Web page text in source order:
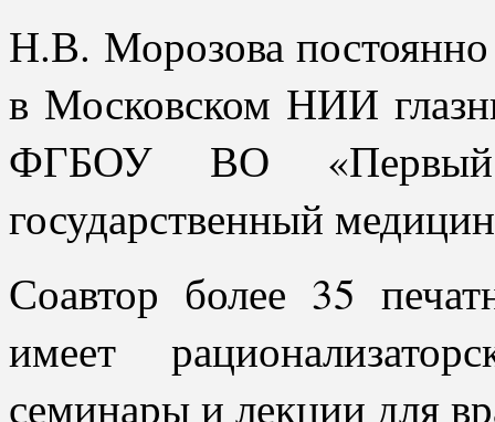
Н.В. Морозова
в Московском НИИ
ФГБОУ ВО «Первый
государственный
Соавтор более 35
имеет
семинары и лекции для